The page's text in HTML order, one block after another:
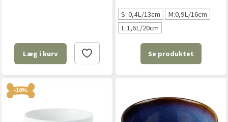
Læg i kurv
S: 0,4L/13cm
M:0,9L/16cm
L:1,6L/20cm
Se produktet
-10%